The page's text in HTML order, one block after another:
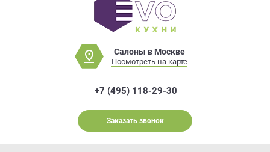
Салоны в Москве
Посмотреть на карте
+7 (495) 118-29-30
Заказать звонок